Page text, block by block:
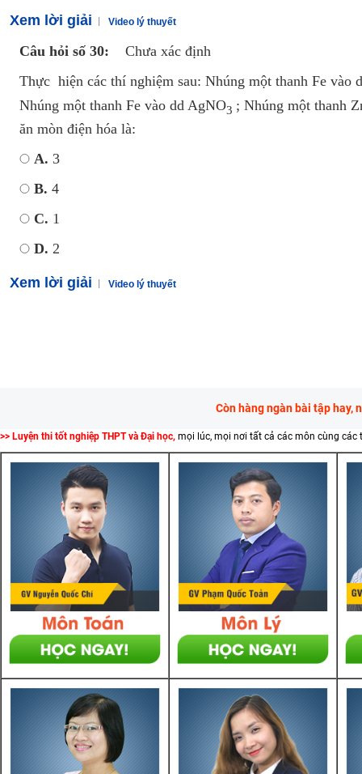
Xem lời giải Video lý thuyết
Câu hỏi số 30:
Chưa xác định
Thực hiện các thí nghiệm sau: Nhúng một thanh Fe vào
Nhúng một thanh Fe vào dd AgNO3 ; Nhúng một thanh
ăn mòn điện hóa là:
A. 3
B. 4
C. 1
D. 2
Xem lời giải Video lý thuyết
Còn hàng ngàn bài tập hay,
>> Luyện thi tốt nghiệp THPT và Đại học, mọi lúc, mọi nơi tất cả các môn cùng các